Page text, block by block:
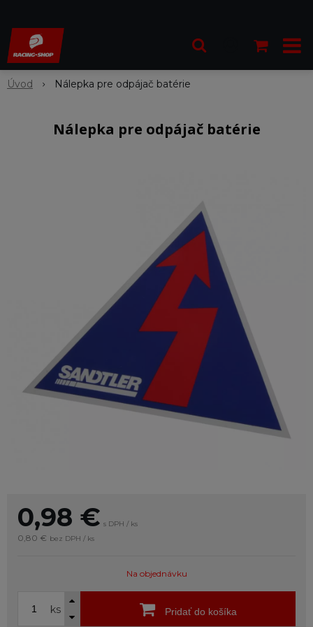
Úvod Nálepka pre odpájač batérie
Nálepka pre odpájač batérie
0,98 € s DPH / ks
0,80 € bez DPH / ks
Na objednávku
ks Pridať do košíka